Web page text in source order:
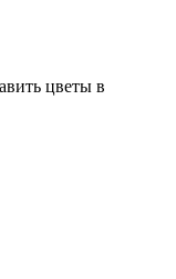
цветы в